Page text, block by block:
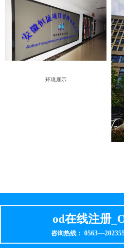
环境展示
od在线注册
咨询热线：